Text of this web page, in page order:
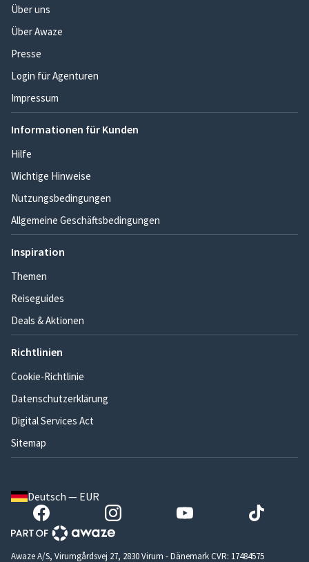
Über uns
Über Awaze
Presse
Login für Agenturen
Impressum
Informationen für Kunden
Hilfe
Wichtige Hinweise
Nutzungsbedingungen
Allgemeine Geschäftsbedingungen
Inspiration
Themen
Reiseguides
Deals & Aktionen
Richtlinien
Cookie-Richtlinie
Datenschutzerklärung
Digital Services Act
Sitemap
Deutsch — EUR
Awaze A/S, Virumgårdsvej 27, 2830 Virum - Dänemark CVR: 17484575